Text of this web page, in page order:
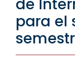
de
para el